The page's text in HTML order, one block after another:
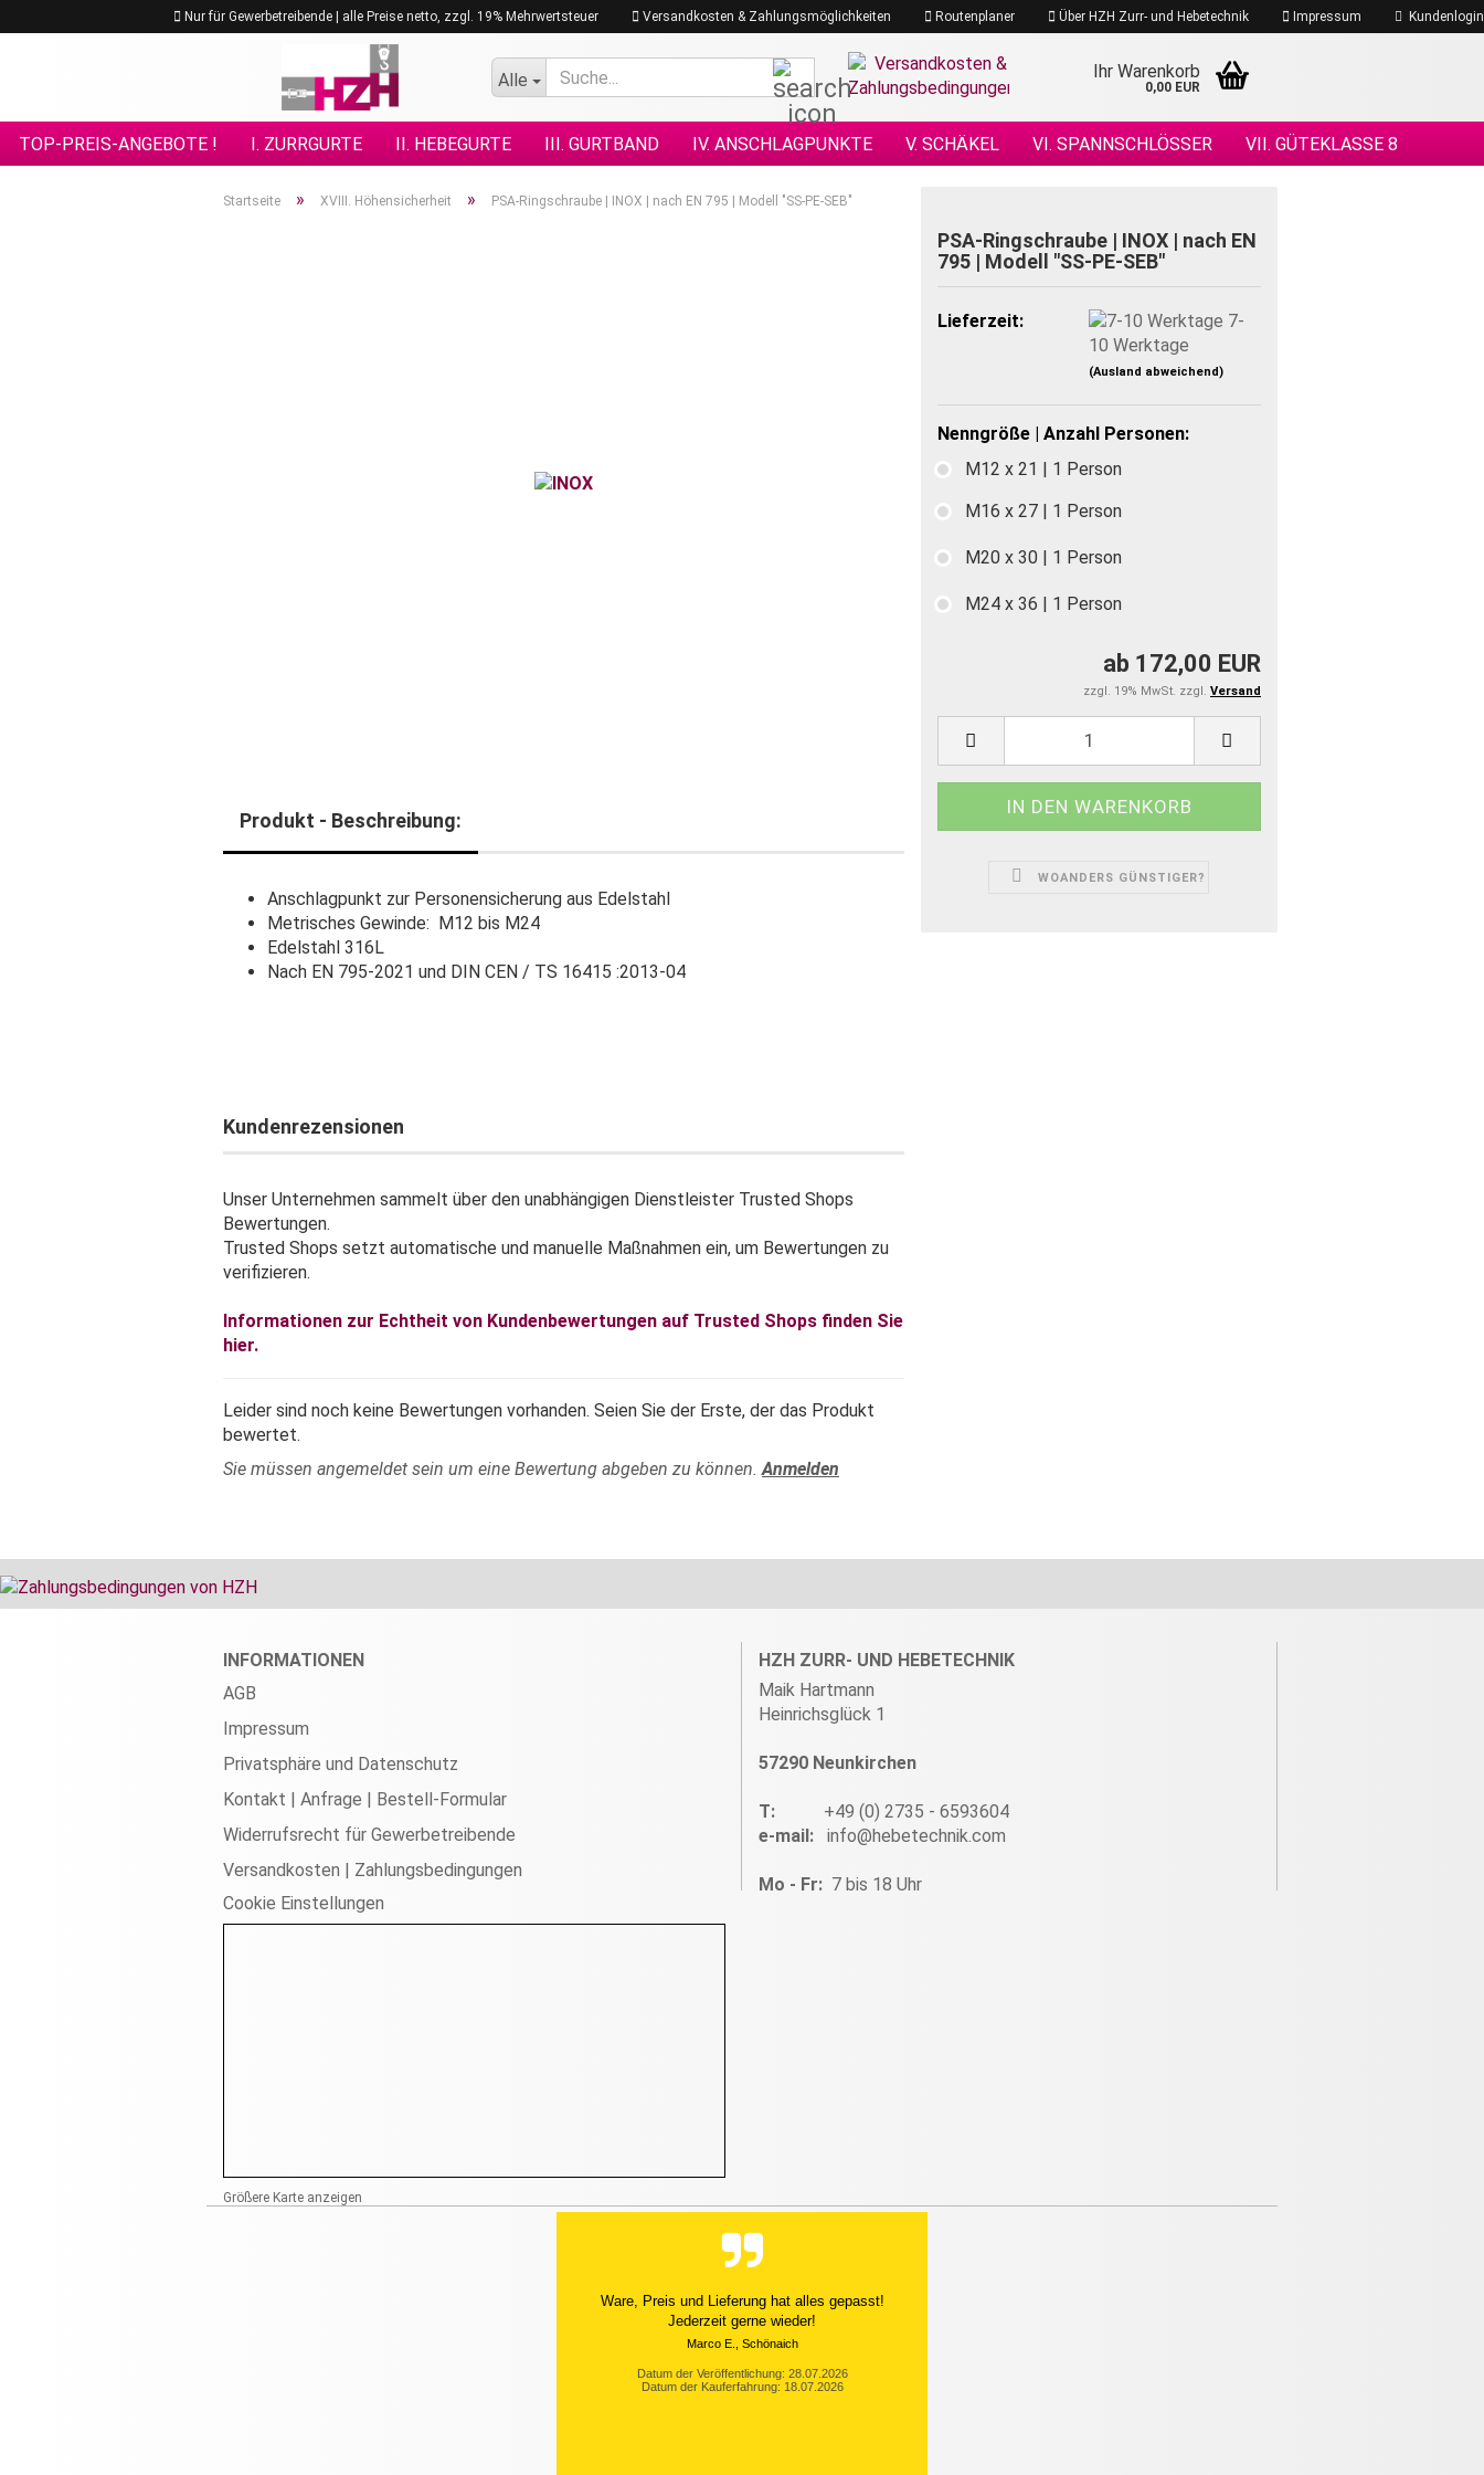
Nur für Gewerbetreibende | alle Preise netto, zzgl. 19% Mehrwertsteuer Versandkosten & Zahlungsmöglichkeiten Routenplaner Über HZH Zurr- und Hebetechnik Impressum Kundenlogin
Alle
Suche... Ihr Warenkorb
0,00 EUR
TOP-PREIS-ANGEBOTE ! I. ZURRGURTE II. HEBEGURTE III. GURTBAND IV. ANSCHLAGPUNKTE V. SCHÄKEL VI. SPANNSCHLÖSSER VII. GÜTEKLASSE 8
XVIII. HÖHENSICHERHEIT
Startseite » XVIII. Höhensicherheit » PSA-Ringschraube | INOX | nach EN 795 | Modell "SS-PE-SEB"
PSA-Ringschraube | INOX | nach EN
795 | Modell "SS-PE-SEB"
Lieferzeit:
7-
10 Werktage
(Ausland abweichend)
Nenngröße | Anzahl Personen:
M12 x 21 | 1 Person
M16 x 27 | 1 Person
M20 x 30 | 1 Person
M24 x 36 | 1 Person
ab 172,00 EUR
zzgl. 19% MwSt. zzgl. Versand
WOANDERS GÜNSTIGER?
Produkt - Beschreibung:
Anschlagpunkt zur Personensicherung aus Edelstahl
​Metrisches Gewinde: M12 bis M24
Edelstahl 316L
Nach EN 795-2021 und DIN CEN / TS 16415 :2013-04
Kundenrezensionen
Unser Unternehmen sammelt über den unabhängigen Dienstleister Trusted Shops
Bewertungen.
Trusted Shops setzt automatische und manuelle Maßnahmen ein, um Bewertungen zu
verifizieren.
Informationen zur Echtheit von Kundenbewertungen auf Trusted Shops finden Sie
hier.
Leider sind noch keine Bewertungen vorhanden. Seien Sie der Erste, der das Produkt
bewertet.
Sie müssen angemeldet sein um eine Bewertung abgeben zu können.Anmelden
INFORMATIONEN
AGB
Impressum
Privatsphäre und Datenschutz
Kontakt | Anfrage | Bestell-Formular
Widerrufsrecht für Gewerbetreibende
Versandkosten | Zahlungsbedingungen
Cookie Einstellungen
HZH ZURR- UND HEBETECHNIK
Maik Hartmann
Heinrichsglück 1
57290 Neunkirchen
T: +49 (0) 2735 - 6593604
e-mail: info@hebetechnik.com
Mo - Fr: 7 bis 18 Uhr
Größere Karte anzeigen
Ware, Preis und Lieferung hat alles gepasst!
Jederzeit gerne wieder!
Marco E., Schönaich
Datum der Veröffentlichung: 28.07.2026
Datum der Kauferfahrung: 18.07.2026